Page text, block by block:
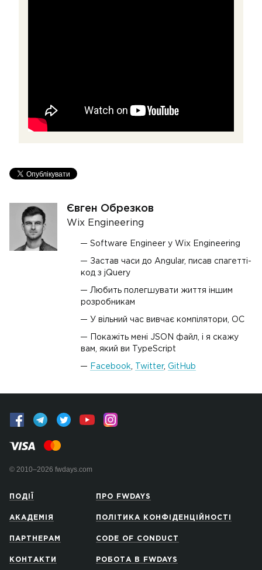
Євген Обрезков
Wix Engineering
Software Engineer у Wix Engineering
Застав часи до Angular, писав спагетті-
код з jQuery
Любить полегшувати життя іншим
розробникам
У вiльний час вивчає компілятори, ОС
Покажіть мені JSON файл, і я скажу
вам, який ви TypeScript
Facebook Twitter, GitHub
© 2010–2026 fwdays.com
ПОДІЇ
АКАДЕМІЯ
ПАРТНЕРАМ
КОНТАКТИ
ПРО FWDAYS
ПОЛІТИКА КОНФІДЕНЦІЙНОСТІ
CODE OF CONDUCT
РОБОТА В FWDAYS